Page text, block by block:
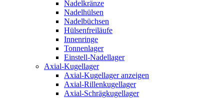
Nadelkränze
Nadelhülsen
Nadelbüchsen
Hülsenfreiläufe
Innenringe
Tonnenlager
Einstell-Nadellager
Axial-Kugellager
Axial-Kugellager anzeigen
Axial-Rillenkugellager
Axial-Schrägkugellager